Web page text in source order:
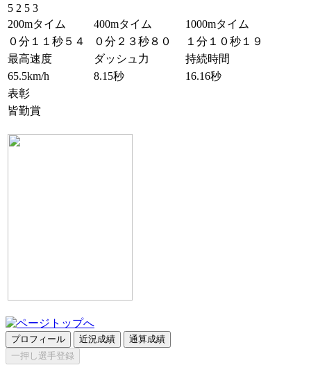
5 2 5 3
200mタイム
400mタイム
1000mタイム
０分１１秒５４
０分２３秒８０
１分１０秒１９
最高速度
ダッシュ力
持続時間
65.5km/h
8.15秒
16.16秒
表彰
皆勤賞
プロフィール 近況成績
通算成績
一押し選手登録